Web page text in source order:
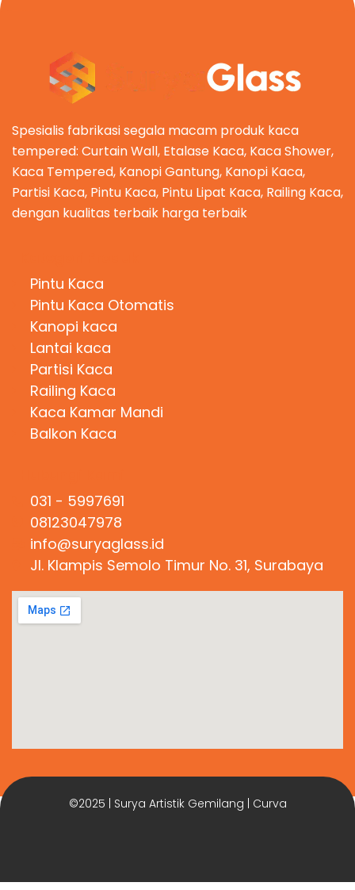
Spesialis fabrikasi segala macam produk kaca
tempered: Curtain Wall, Etalase Kaca, Kaca Shower,
Kaca Tempered, Kanopi Gantung, Kanopi Kaca,
Partisi Kaca, Pintu Kaca, Pintu Lipat Kaca, Railing Kaca,
dengan kualitas terbaik harga terbaik
Pintu Kaca
Pintu Kaca Otomatis
Kanopi kaca
Lantai kaca
Partisi Kaca
Railing Kaca
Kaca Kamar Mandi
Balkon Kaca
031 - 5997691
08123047978
info@suryaglass.id
Jl. Klampis Semolo Timur No. 31, Surabaya
©2025 | Surya Artistik Gemilang | Curva